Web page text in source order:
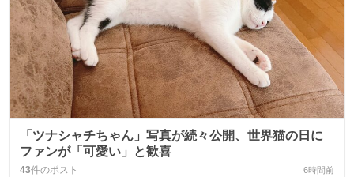
「ツナシャチちゃん」写真が続々公開、世界猫の日に
ファンが「可愛い」と歓喜
43件のポスト 6時間前